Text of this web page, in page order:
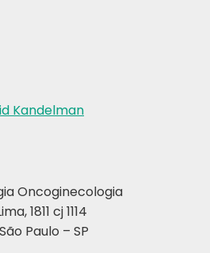
Kandelman
Oncoginecologia
1811 cj 1114
Paulo – SP